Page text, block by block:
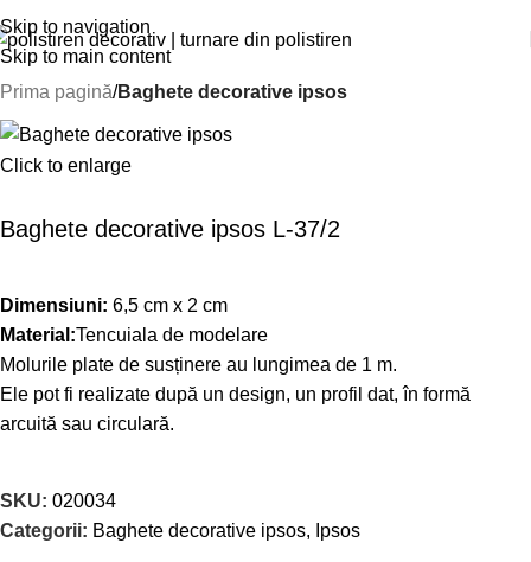
Skip to navigation
Skip to main content
Prima pagină Baghete decorative ipsos
Click to enlarge
Baghete decorative ipsos L-37/2
Dimensiuni: 6,5 cm x 2 cm
Material:Tencuiala de modelare
Molurile plate de susținere au lungimea de 1 m.
Ele pot fi realizate după un design, un profil dat, în formă
arcuită sau circulară.
SKU: 020034
Categorii: Baghete decorative ipsos, Ipsos